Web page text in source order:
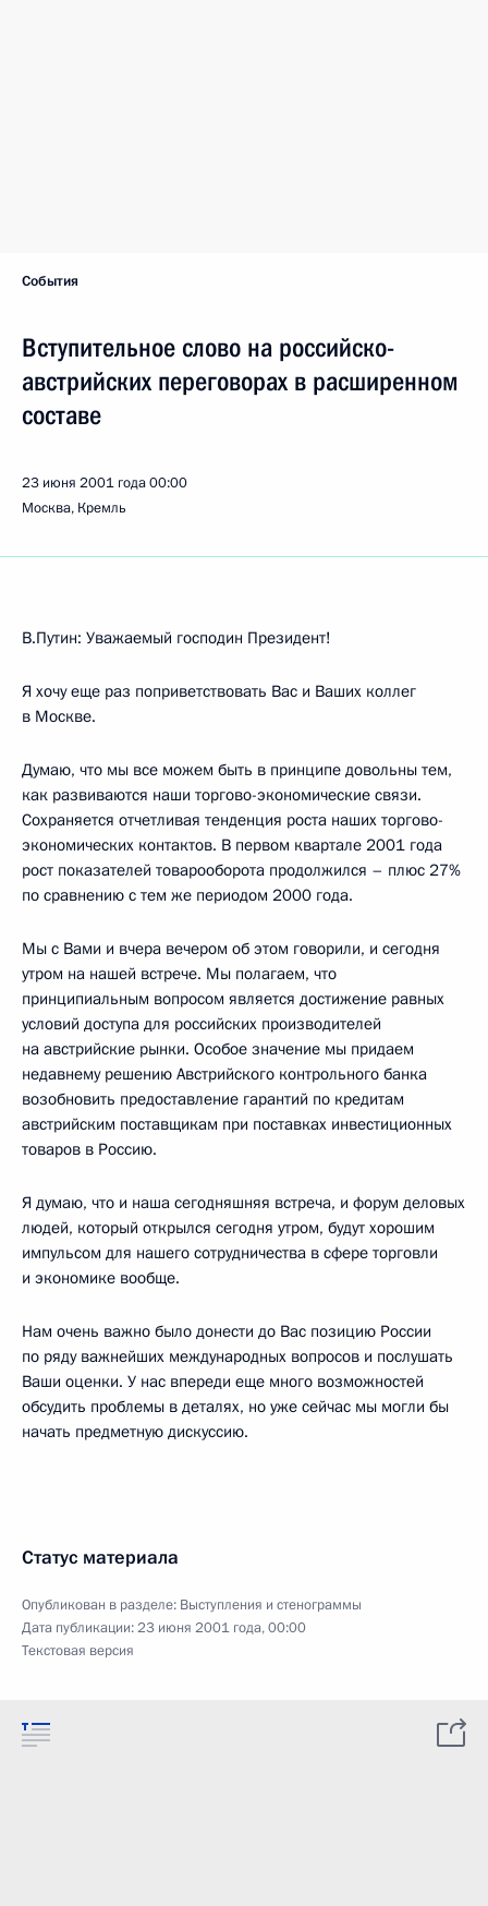
События
Вступительное слово на российско-
австрийских переговорах в расширенном
составе
23 июня 2001 года00:00
Москва, Кремль
В.Путин: Уважаемый господин Президент!
Я хочу еще раз поприветствовать Вас и Ваших коллег
в Москве.
Думаю, что мы все можем быть в принципе довольны тем,
как развиваются наши торгово-экономические связи.
Сохраняется отчетливая тенденция роста наших торгово-
экономических контактов. В первом квартале 2001 года
рост показателей товарооборота продолжился – плюс 27%
по сравнению с тем же периодом 2000 года.
Мы с Вами и вчера вечером об этом говорили, и сегодня
утром на нашей встрече. Мы полагаем, что
принципиальным вопросом является достижение равных
условий доступа для российских производителей
на австрийские рынки. Особое значение мы придаем
недавнему решению Австрийского контрольного банка
возобновить предоставление гарантий по кредитам
австрийским поставщикам при поставках инвестиционных
товаров в Россию.
Я думаю, что и наша сегодняшняя встреча, и форум деловых
людей, который открылся сегодня утром, будут хорошим
импульсом для нашего сотрудничества в сфере торговли
и экономике вообще.
Нам очень важно было донести до Вас позицию России
по ряду важнейших международных вопросов и послушать
Ваши оценки. У нас впереди еще много возможностей
обсудить проблемы в деталях, но уже сейчас мы могли бы
начать предметную дискуссию.
Статус материала
Опубликован в разделе: Выступления и стенограммы
Дата публикации:23 июня 2001 года, 00:00
Текстовая версия